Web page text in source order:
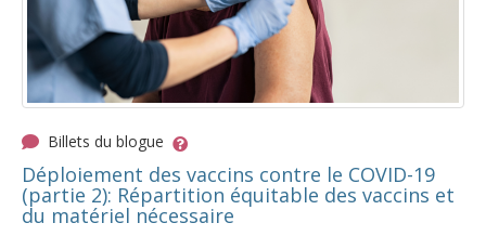
Billets du blogue
Déploiement des vaccins contre le COVID-19
(partie 2): Répartition équitable des vaccins et
du matériel nécessaire